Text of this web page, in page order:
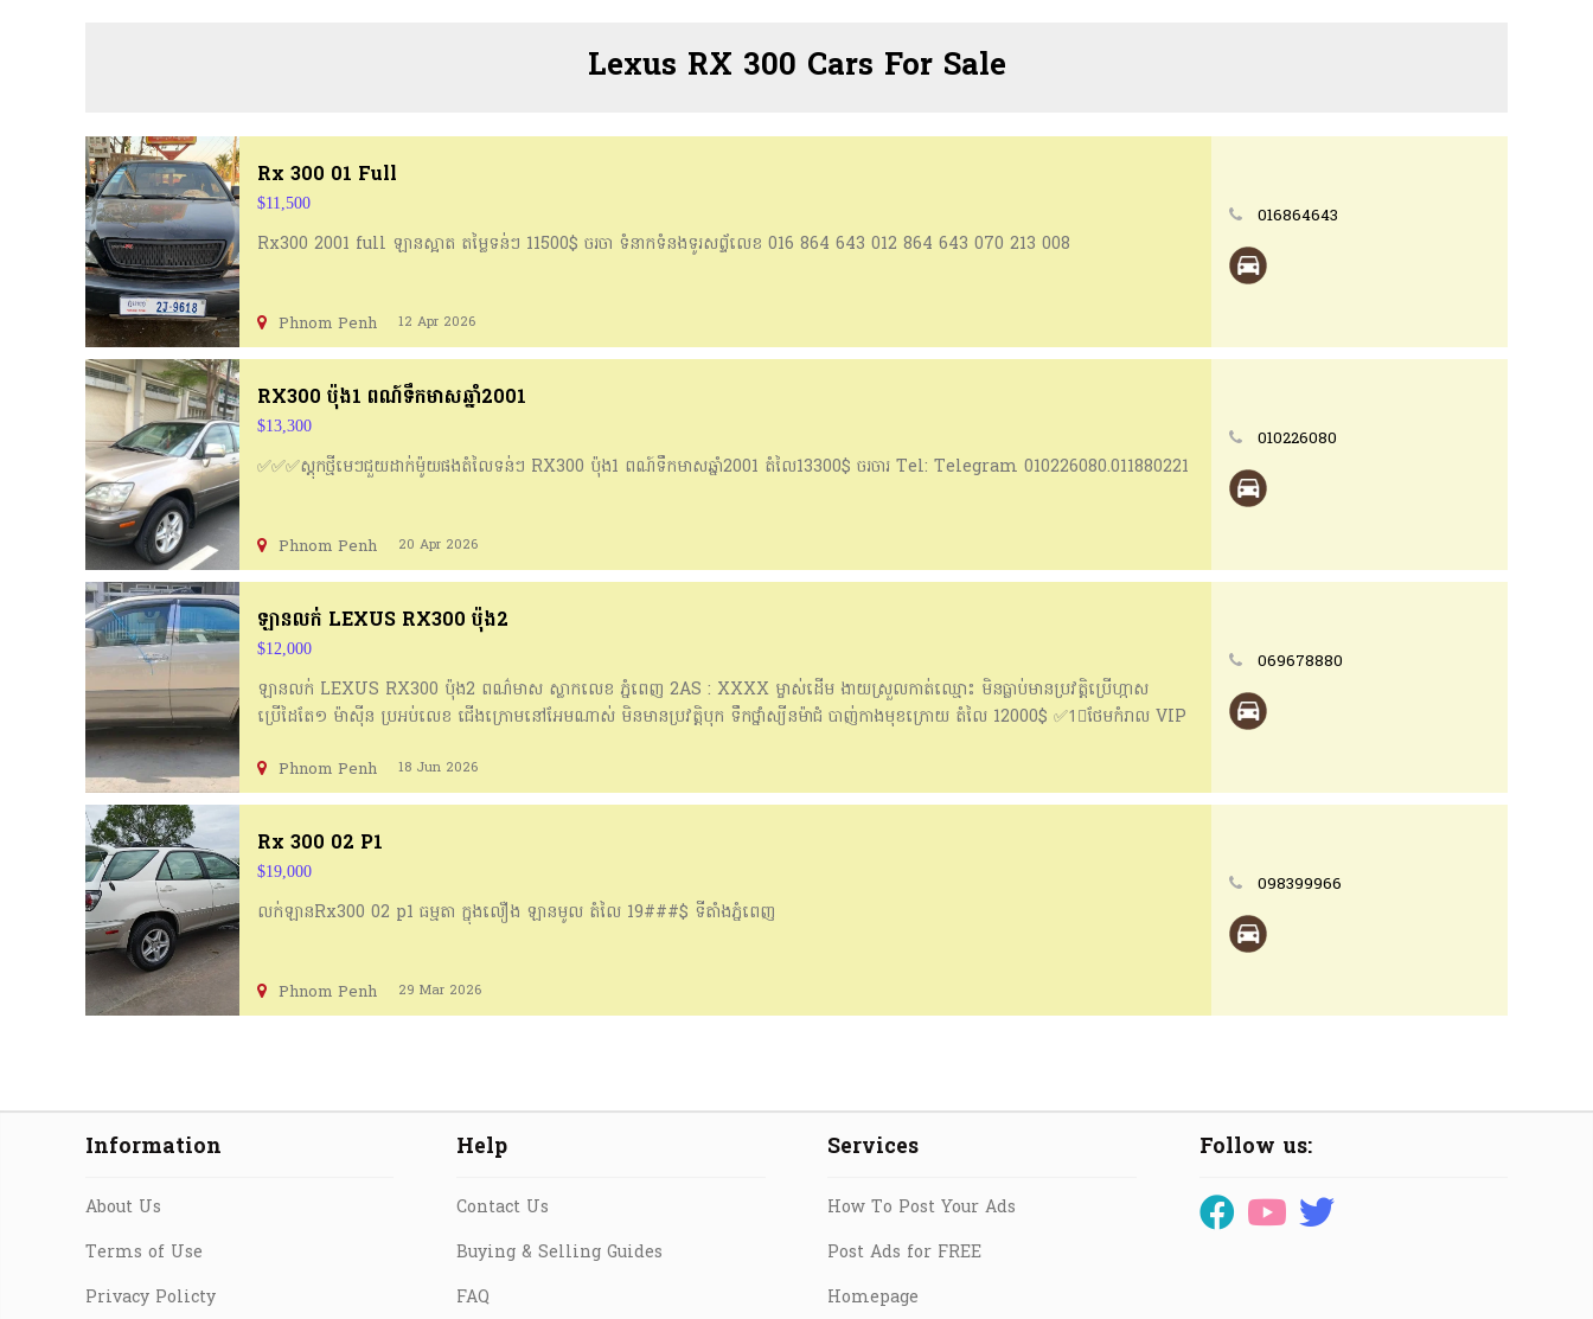
Lexus RX 300 Cars For Sale
Rx 300 01 Full
$11,500
Rx300 2001 full ឡានស្អាត តម្លៃទន់ៗ 11500$ ចរចា ទំនាកទំនងទូរសព្ទ័លេខ 016 864 643 012 864 643 070 213 008
Phnom Penh 12 Apr 2026
016864643
RX300 ប៉ុង1 ពណ៍ទឹកមាសឆ្នាំ2001
$13,300
✅✅✅ស្តុកថ្មីមេៗជួយដាក់ម៉ូយផងតំលៃទន់ៗ RX300 ប៉ុង1 ពណ៍ទឹកមាសឆ្នាំ2001 តំលៃ13300$ ចរចារ Tel: Telegram 010226080.011880221
Phnom Penh 20 Apr 2026
010226080
ឡានលក់ LEXUS RX300 ប៉ុង2
$12,000
ឡានលក់ LEXUS RX300 ប៉ុង2 ពណ៌មាស ស្លាកលេខ ភ្នំពេញ 2AS : XXXX ម្ចាស់ដើម ងាយស្រួលកាត់ឈ្មោះ មិនធ្លាប់មានប្រវត្តិប្រើហ្កាស
ប្រើដៃតែ១ ម៉ាសុីន ប្រអប់លេខ ជើងក្រោមនៅអែមណាស់ មិនមានប្រវត្តិបុក ទឹកថ្នាំស្យុីនម៉ាជំ បាញ់កាងមុខក្រោយ តំលៃ 12000$ ✅1⃣ថែមកំរាល VIP
🔈ភាពស្មោះត្រង់នឹងគុណភាពជាចម្បង មាននៅ គីម ហាប់ នាំឡានពី 🇺🇸✈🇺🇸 🚓🚑🚐 តេលេក្រាម 069 678 880/ 068 678 880/ 089 886
668
Phnom Penh 18 Jun 2026
069678880
Rx 300 02 P1
$19,000
លក់ឡានRx300 02 p1 ធម្មតា​ ក្នុង​លឿង​ ឡានមូល​ តំលៃ​ 19###$ ទីតាំង​ភ្នំពេញ​
Phnom Penh 29 Mar 2026
098399966
Information
About Us
Terms of Use
Privacy Policty
Help
Contact Us
Buying & Selling Guides
FAQ
Services
How To Post Your Ads
Post Ads for FREE
Homepage
Follow us: